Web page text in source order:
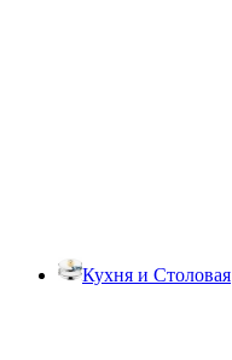
Кухня и Столовая